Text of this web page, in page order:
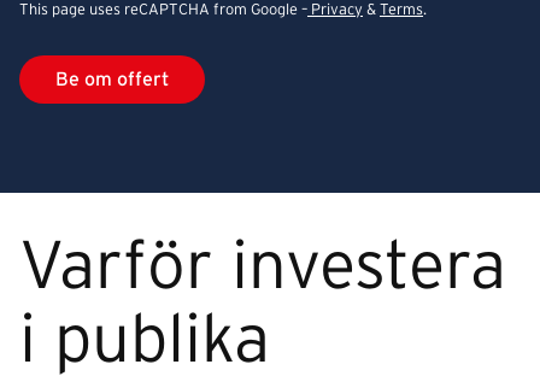
This page uses reCAPTCHA from Google – Privacy & Terms.
Varför investera
i publika